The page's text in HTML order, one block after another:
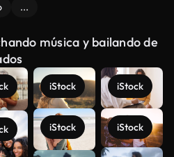
...
música y bailando de
iStock
iStock
iStock
iStock